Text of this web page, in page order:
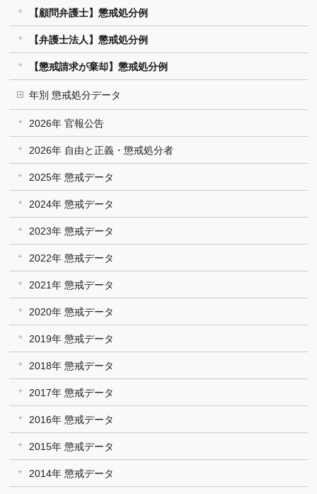
【顧問弁護士】懲戒処分例
【弁護士法人】懲戒処分例
【懲戒請求が棄却】懲戒処分例
年別 懲戒処分データ
2026年 官報公告
2026年 自由と正義・懲戒処分者
2025年 懲戒データ
2024年 懲戒データ
2023年 懲戒データ
2022年 懲戒データ
2021年 懲戒データ
2020年 懲戒データ
2019年 懲戒データ
2018年 懲戒データ
2017年 懲戒データ
2016年 懲戒データ
2015年 懲戒データ
2014年 懲戒データ